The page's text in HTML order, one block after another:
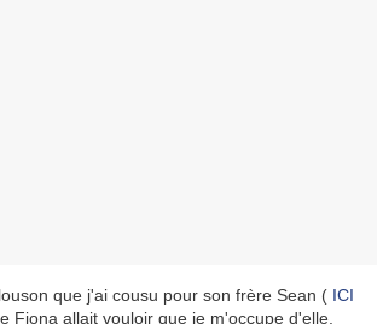
que j'ai cousu pour son frère Sean ( ICI
Fiona allait vouloir que je m'occupe d'elle.